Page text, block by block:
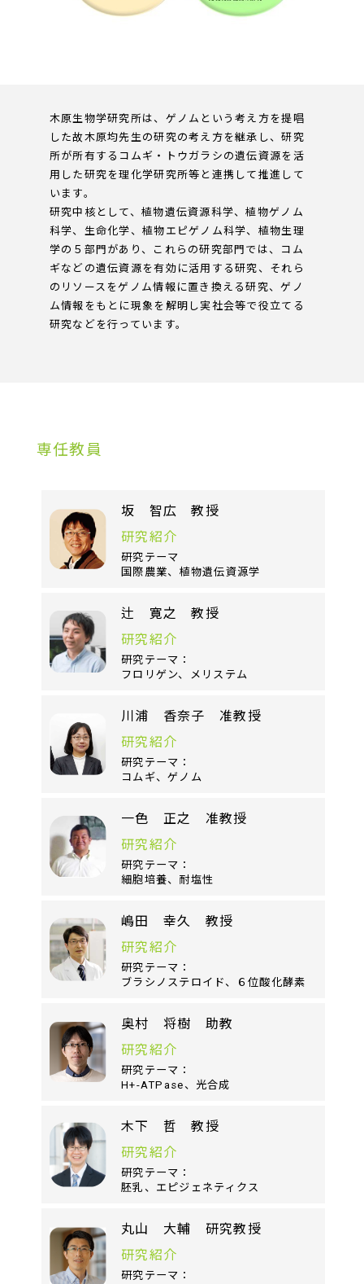
木原生物学研究所は、ゲノムという考え方を提唱
した故木原均先生の研究の考え方を継承し、研究
所が所有するコムギ・トウガラシの遺伝資源を活
用した研究を理化学研究所等と連携して推進して
います。
研究中核として、植物遺伝資源科学、植物ゲノム
科学、生命化学、植物エピゲノム科学、植物生理
学の５部門があり、これらの研究部門では、コム
ギなどの遺伝資源を有効に活用する研究、それら
のリソースをゲノム情報に置き換える研究、ゲノ
ム情報をもとに現象を解明し実社会等で役立てる
研究などを行っています。
専任教員
坂 智広 教授
研究紹介
研究テーマ
国際農業、植物遺伝資源学
辻 寛之 教授
研究紹介
研究テーマ：
フロリゲン、メリステム
川浦 香奈子 准教授
研究紹介
研究テーマ：
コムギ、ゲノム
一色 正之 准教授
研究紹介
研究テーマ：
細胞培養、耐塩性
嶋田 幸久 教授
研究紹介
研究テーマ：
ブラシノステロイド、６位酸化酵素
奥村 将樹 助教
研究紹介
研究テーマ：
H+-ATPase、光合成
木下 哲 教授
研究紹介
研究テーマ：
胚乳、エピジェネティクス
丸山 大輔 研究教授
研究紹介
研究テーマ：